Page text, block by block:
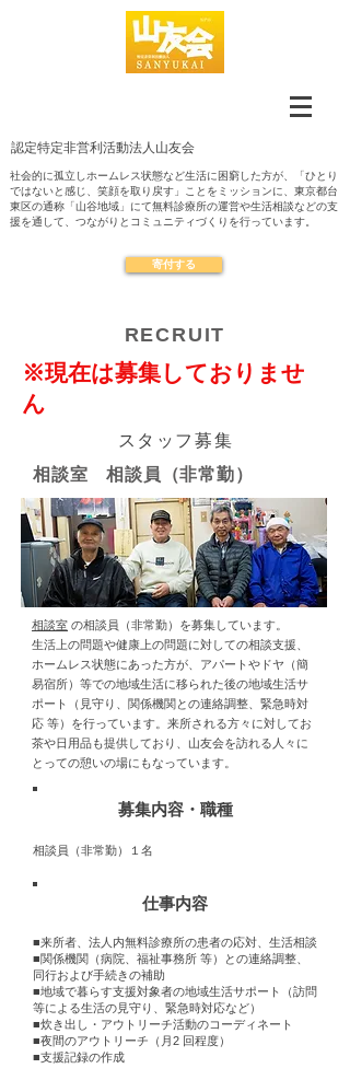
認定​特定非営利活動法人山友会
社会的に孤立しホームレス状態など生活に困窮した方が、「ひとり
ではないと感じ、笑顔を取り戻す」ことをミッションに、東京都台
東区の通称「山谷地域」にて無料診療所の運営や生活相談などの支
援を通して、つながりとコミュニティづくりを行っています。
寄付する
RECRUIT
​※現在は募集しておりませ
ん
スタッフ募集
相談室 相談員（非常勤）
相談室 の相談員（非常勤）を募集しています。
生活上の問題や健康上の問題に対しての相談支援、
ホームレス状態にあった方が、アパートやドヤ（簡
易宿所）等での地域生活に移られた後の地域生活サ
ポート（見守り、関係機関との連絡調整、緊急時対
応 等）を行っています。来所される方々に対してお
茶や日用品も提供しており、山友会を訪れる人々に
とっての憩いの場にもなっています。
募集内容・職種
相談員（非常勤）１名
仕事内容
■来所者、法人内無料診療所の患者の応対、生活相談
■関係機関（病院、福祉事務所 等）との連絡調整、
同行および手続きの補助
■地域で暮らす支援対象者の地域生活サポート（訪問
等による生活の見守り、緊急時対応など）
■炊き出し・アウトリーチ活動のコーディネート
■夜間のアウトリーチ（月2 回程度）
■支援記録の作成